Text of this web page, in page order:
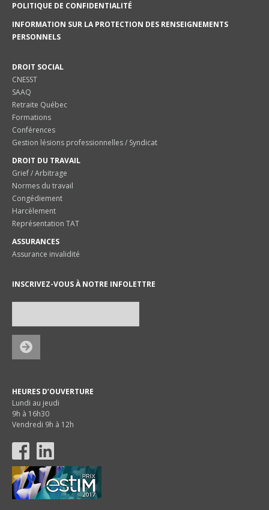
POLITIQUE DE CONFIDENTIALITÉ
INFORMATION SUR LA PROTECTION DES RENSEIGNEMENTS
PERSONNELS
DROIT SOCIAL
CNESST
SAAQ
Retraite Québec
Formations
Conférences
Gestion lésions professionnelles / Syndicat
DROIT DU TRAVAIL
Grief / Arbitrage
Normes du travail
Congédiement
Harcèlement
Représentation TAT
ASSURANCES
Assurance invalidité
INSCRIVEZ-VOUS À NOTRE INFOLETTRE
HEURES D’OUVERTURE
Lundi au jeudi
9h à 16h30
Vendredi 9h à 12h